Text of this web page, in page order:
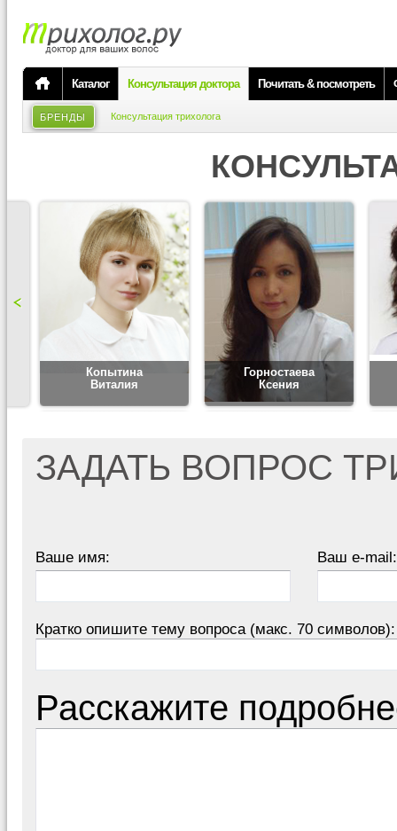
Каталог Консультация доктора Почитать & посмотреть
БРЕНДЫ Консультация трихолога
Копытина
Виталия
Горностаева
Ксения
ЗАДАТЬ ВОПРОС
Ваше имя: Ваш e-mail:
Кратко опишите тему вопроса (макс. 70 символов):
Расскажите